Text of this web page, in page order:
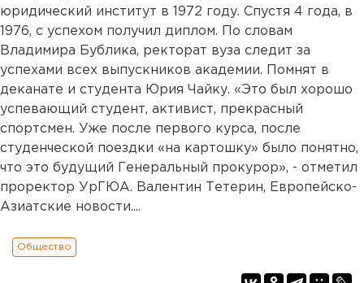
юридический институт в 1972 году. Спустя 4 года, в
1976, с успехом получил диплом. По словам
Владимира Бублика, ректорат вуза следит за
успехами всех выпускников академии. Помнят в
деканате и студента Юрия Чайку. «Это был хорошо
успевающий студент, активист, прекрасный
спортсмен. Уже после первого курса, после
студенческой поездки «на картошку» было понятно,
что это будущий Генеральный прокурор», - отметил
проректор УрГЮА. Валентин Тетерин, Европейско-
Азиатские новости....
Общество